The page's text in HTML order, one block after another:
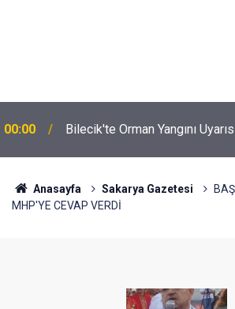
00:00 Bilecik'te Orman Yangını
Anasayfa Sakarya Gazetesi
MHP'YE CEVAP VERDİ